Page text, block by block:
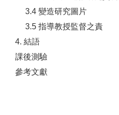
3.4 變造研究圖片
3.5 指導教授監督之責
4. 結語
課後測驗
參考文獻